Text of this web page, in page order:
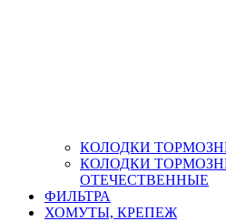
КОЛОДКИ
КОЛОДКИ
ОТЕЧЕСТВЕННЫЕ
ФИЛЬТРА
ХОМУТЫ, КРЕПЕЖ